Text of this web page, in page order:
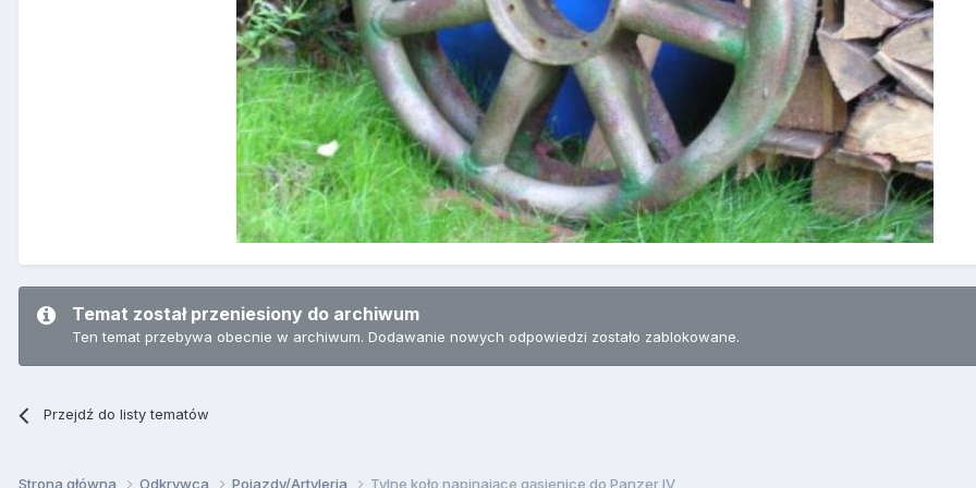
Temat został przeniesiony do archiwum
Ten temat przebywa obecnie w archiwum. Dodawanie nowych odpowiedzi zostało zablokowane.
Przejdź do listy tematów
Strona główna Odkrywca Pojazdy/Artyleria Tylne koło napinające gąsienice do Panzer IV